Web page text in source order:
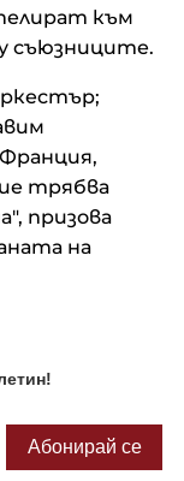
към
съюзниците.
трябва
призова
на